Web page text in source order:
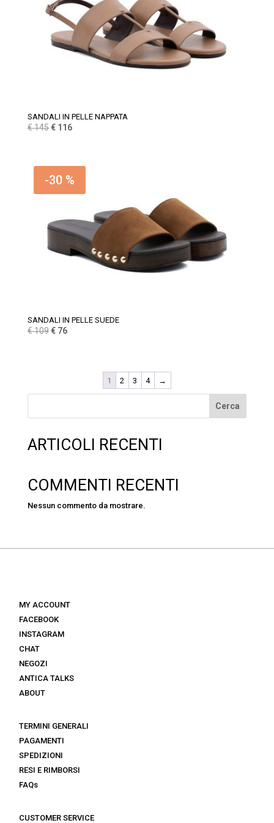
SANDALI IN PELLE NAPPATA
€145 Il
era:
€ 145.
€116Il
è:
€ 116.
-30 %
SANDALI IN PELLE SUEDE
€109 Il
€76Il
1 2 3 4 →
Cerca
ARTICOLI RECENTI
COMMENTI RECENTI
Nessun commento da mostrare.
MY ACCOUNT
FACEBOOK
INSTAGRAM
CHAT
NEGOZI
ANTICA TALKS
ABOUT
TERMINI GENERALI
PAGAMENTI
SPEDIZIONI
RESI E RIMBORSI
FAQs
CUSTOMER SERVICE